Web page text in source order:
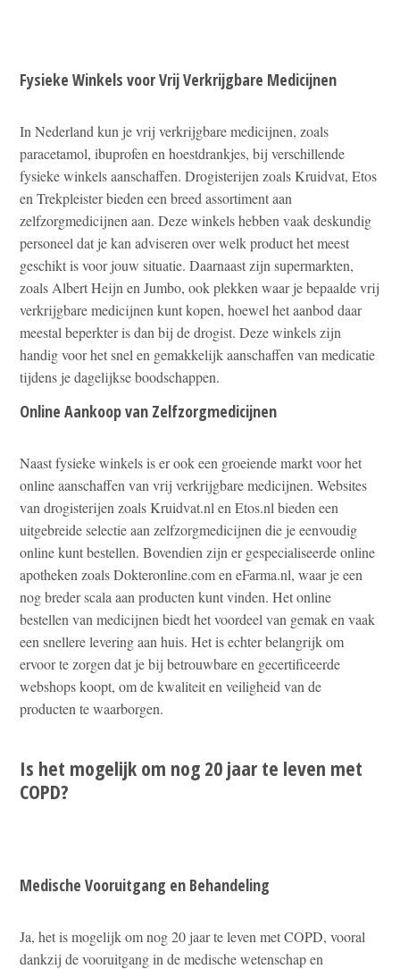
Fysieke Winkels voor Vrij Verkrijgbare Medicijnen
In Nederland kun je vrij verkrijgbare medicijnen, zoals
paracetamol, ibuprofen en hoestdrankjes, bij verschillende
fysieke winkels aanschaffen. Drogisterijen zoals Kruidvat, Etos
en Trekpleister bieden een breed assortiment aan
zelfzorgmedicijnen aan. Deze winkels hebben vaak deskundig
personeel dat je kan adviseren over welk product het meest
geschikt is voor jouw situatie. Daarnaast zijn supermarkten,
zoals Albert Heijn en Jumbo, ook plekken waar je bepaalde vrij
verkrijgbare medicijnen kunt kopen, hoewel het aanbod daar
meestal beperkter is dan bij de drogist. Deze winkels zijn
handig voor het snel en gemakkelijk aanschaffen van medicatie
tijdens je dagelijkse boodschappen.
Online Aankoop van Zelfzorgmedicijnen
Naast fysieke winkels is er ook een groeiende markt voor het
online aanschaffen van vrij verkrijgbare medicijnen. Websites
van drogisterijen zoals Kruidvat.nl en Etos.nl bieden een
uitgebreide selectie aan zelfzorgmedicijnen die je eenvoudig
online kunt bestellen. Bovendien zijn er gespecialiseerde online
apotheken zoals Dokteronline.com en eFarma.nl, waar je een
nog breder scala aan producten kunt vinden. Het online
bestellen van medicijnen biedt het voordeel van gemak en vaak
een snellere levering aan huis. Het is echter belangrijk om
ervoor te zorgen dat je bij betrouwbare en gecertificeerde
webshops koopt, om de kwaliteit en veiligheid van de
producten te waarborgen.
Is het mogelijk om nog 20 jaar te leven met
COPD?
Medische Vooruitgang en Behandeling
Ja, het is mogelijk om nog 20 jaar te leven met COPD, vooral
dankzij de vooruitgang in de medische wetenschap en